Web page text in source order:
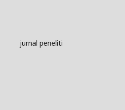
jurnal peneliti